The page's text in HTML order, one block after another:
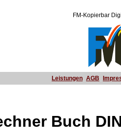
FM-Kopierbar
Leistungen AGB
Buch